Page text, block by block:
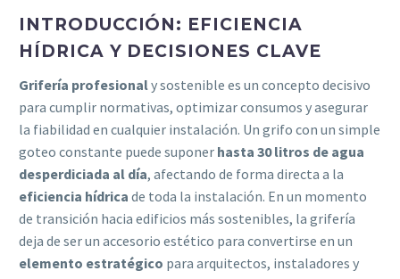
INTRODUCCIÓN: EFICIENCIA
HÍDRICA Y DECISIONES CLAVE
Grifería profesionaly sostenible es un concepto decisivo
para cumplir normativas, optimizar consumos y asegurar
la fiabilidad en cualquier instalación. Un grifo con un simple
goteo constante puede suponer hasta 30 litros de agua
desperdiciada al día, afectando de forma directa a la
eficiencia hídrica de toda la instalación. En un momento
de transición hacia edificios más sostenibles, la grifería
deja de ser un accesorio estético para convertirse en un
elemento estratégico para arquitectos, instaladores y